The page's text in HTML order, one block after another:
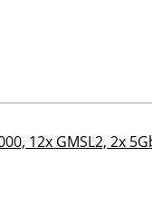
12x GMSL2, 2x